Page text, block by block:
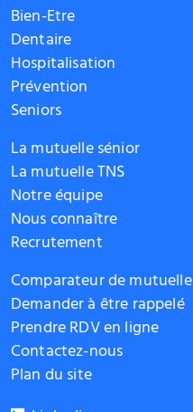
Bien-Etre
Dentaire
Hospitalisation
Prévention
Seniors
La mutuelle sénior
La mutuelle TNS
Notre équipe
Nous connaître
Recrutement
Comparateur de mutuelle
Demander à être rappelé
Prendre RDV en ligne
Contactez-nous
Plan du site